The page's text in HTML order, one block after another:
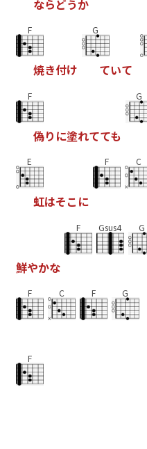
ならどうか
F
焼き付け
G
ていて
F
偽り に塗れてても
G
E
虹はそこ に
F C
鮮やかな
F Gsus4 G
F C F G
F